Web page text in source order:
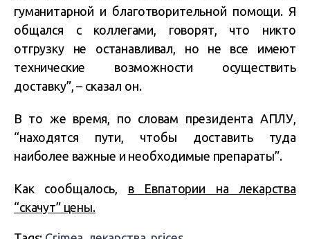
гуманитарной и благотворительной помощи. Я
общался с коллегами, говорят, что никто
отгрузку не останавливал, но не все имеют
технические возможности осуществить
доставку”, – сказал он.
В то же время, по словам президента АПЛУ,
“находятся пути, чтобы доставить туда
наиболее важные и необходимые препараты”.
Как сообщалось, в Евпатории на лекарства
“скачут” цены.